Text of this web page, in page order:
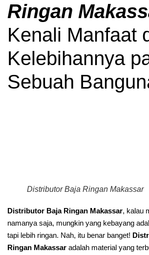
Ringan
Kenali Manfaat
Kelebihannya
Sebuah
Distributor Baja Ringan Makassar
Distributor Baja Ringan Makassar, kalau
namanya saja, mungkin yang kebayang
tapi lebih ringan. Nah, itu benar banget!
Ringan Makassar adalah material yang